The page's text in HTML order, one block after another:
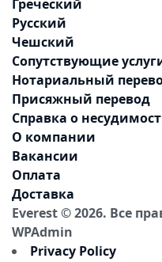
Греческий
Русский
Чешский
Сопутствующие
Нотариальный
Присяжный перевод
Справка о
О компании
Вакансии
Оплата
Доставка
Everest © 2026. Все
WPAdmin
Privacy Policy